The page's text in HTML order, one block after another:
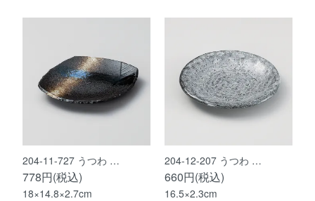
204-11-727 うつわ …
778円(税込)
18×14.8×2.7cm
204-12-207 うつわ …
660円(税込)
16.5×2.3cm